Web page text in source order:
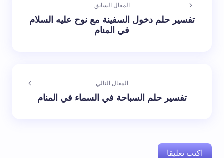
المقال السابق
تفسير حلم دخول السفينة مع نوح عليه السلام
في المنام
المقال التالي
تفسير حلم السباحة في السماء في المنام
اكتب تعليقا